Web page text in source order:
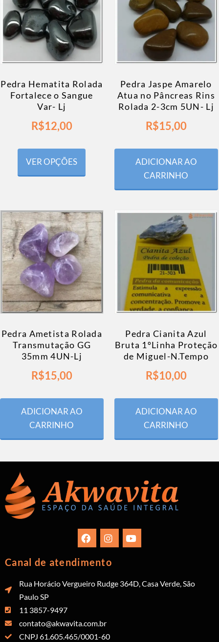
Pedra Hematita Rolada
Fortalece o Sangue
Var- Lj
R$12,00
VER OPÇÕES
Pedra Jaspe Amarelo
Atua no Pâncreas Rins
Rolada 2-3cm 5UN- Lj
R$15,00
ADICIONAR AO
CARRINHO
Pedra Ametista Rolada
Transmutação GG
35mm 4UN-Lj
R$15,00
ADICIONAR AO
CARRINHO
Pedra Cianita Azul
Bruta 1ºLinha Proteção
de Miguel-N.Tempo
R$10,00
ADICIONAR AO
CARRINHO
Canal de atendimento
Rua Horácio Vergueiro Rudge 364D, Casa Verde, São
Paulo SP
11 3857-9497
contato@akwavita.com.br
CNPJ 61.605.465/0001-60